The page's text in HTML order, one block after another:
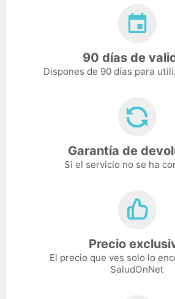
90 días de
Dispones de 90 días para
Garantía de
Si el servicio no se ha
Precio
El precio que ves solo lo
SaludOnNet